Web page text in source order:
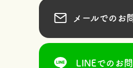
メールでのお問
LINEでのお問